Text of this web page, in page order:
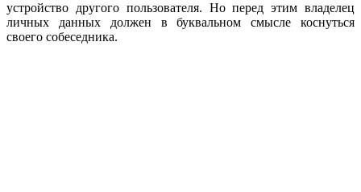
устройство другого пользователя. Но перед этим владелец
личных данных должен в буквальном смысле коснуться
своего собеседника.